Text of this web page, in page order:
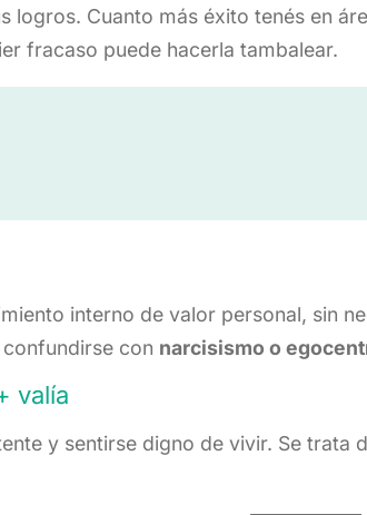
logros. Cuanto más éxito tenés en
fracaso puede hacerla tambalear.
interno de valor personal, sin
con narcisismo o
valía
y sentirse digno de vivir. Se